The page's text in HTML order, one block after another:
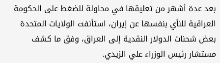
بعد عدة أشهر من تعليقها في محاولة للضغط على الحكومة
العراقية للنأي بنفسها عن إيران، استأنفت الولايات المتحدة
بعض شحنات الدولار النقدية إلى العراق، وفق ما كشف
مستشار رئيس الوزراء علي الزيدي.